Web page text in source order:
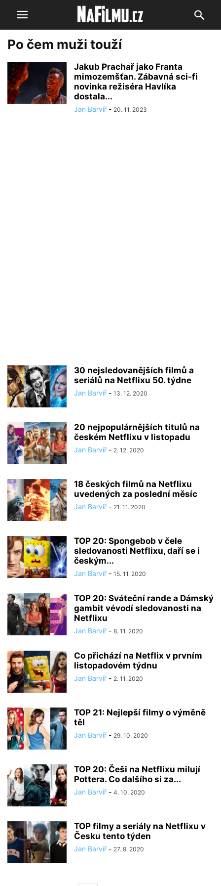
Po čem muži touží
Jakub Prachař jako Franta
mimozemšťan. Zábavná sci-fi
novinka režiséra Havlíka
dostala...
Jan Barvíř - 20. 11. 2023
30 nejsledovanějších filmů a
seriálů na Netflixu 50. týdne
Jan Barvíř - 13. 12. 2020
20 nejpopulárnějších titulů na
českém Netflixu v listopadu
Jan Barvíř - 2. 12. 2020
18 českých filmů na Netflixu
uvedených za poslední měsíc
Jan Barvíř - 21. 11. 2020
TOP 20: Spongebob v čele
sledovanosti Netflixu, daří se i
českým...
Jan Barvíř - 15. 11. 2020
TOP 20: Sváteční rande a Dámský
gambit vévodí sledovanosti na
Netflixu
Jan Barvíř - 8. 11. 2020
Co přichází na Netflix v prvním
listopadovém týdnu
Jan Barvíř - 2. 11. 2020
TOP 21: Nejlepší filmy o výměně
těl
Jan Barvíř - 29. 10. 2020
TOP 20: Češi na Netflixu milují
Pottera. Co dalšího si za...
Jan Barvíř - 4. 10. 2020
TOP filmy a seriály na Netflixu v
Česku tento týden
Jan Barvíř - 27. 9. 2020